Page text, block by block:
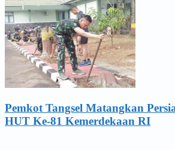
Pemkot Tangsel Matangkan
HUT Ke-81 Kemerdekaan RI